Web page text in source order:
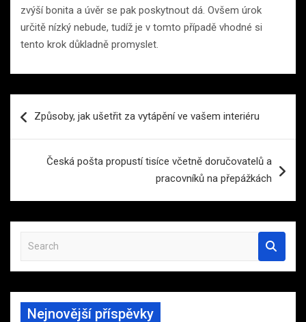
zvýší bonita a úvěr se pak poskytnout dá. Ovšem úrok
určitě nízký nebude, tudíž je v tomto případě vhodné si
tento krok důkladně promyslet.
proZpůsoby, jak ušetřit za vytápění ve vašem interiéru
Česká pošta propustí tisíce včetně doručovatelů a
pracovníků na přepážkách
a
r
Nejnovější příspěvky